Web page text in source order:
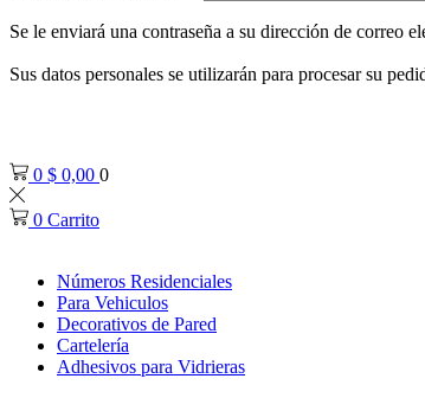
Se le enviará una contraseña a su dirección de correo
Sus datos personales se utilizarán para procesar su
0 $ 0,00 0
0 Carrito
Números Residenciales
Para Vehiculos
Decorativos de Pared
Cartelería
Adhesivos para Vidrieras